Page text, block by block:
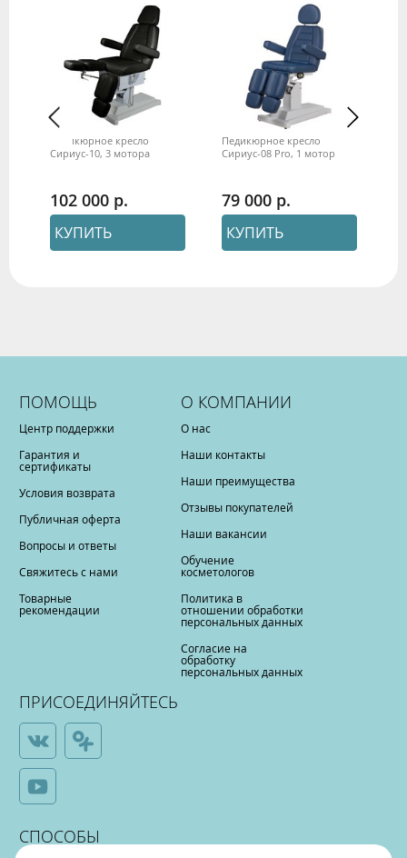
Педикюрное кресло
Сириус-10, 3 мотора
102 000
КУПИТЬ
Педикюрное кресло
Сириус-08 Pro, 1 мотор
79 000
КУПИТЬ
ПОМОЩЬ
Центр поддержки
Гарантия и
сертификаты
Условия возврата
Публичная оферта
Вопросы и ответы
Свяжитесь с нами
Товарные
рекомендации
О КОМПАНИИ
О нас
Наши контакты
Наши преимущества
Отзывы покупателей
Наши вакансии
Обучение
косметологов
Политика в
отношении обработки
персональных данных
Согласие на
обработку
персональных данных
ПРИСОЕДИНЯЙТЕСЬ
СПОСОБЫ